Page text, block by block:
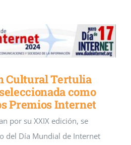
Cultural Tertulia
como
Premios Internet
por su XXIX edición, se
del Día Mundial de Internet